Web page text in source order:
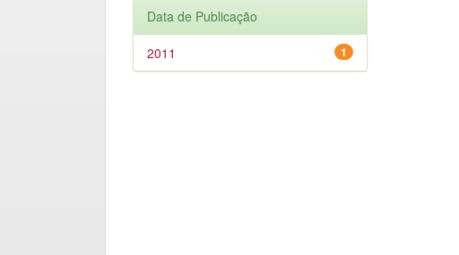
Data de Publicação
1
2011